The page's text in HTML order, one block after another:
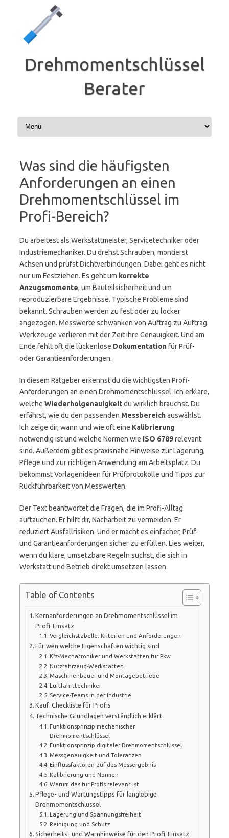
Drehmomentschlüssel
Berater
Was sind die häufigsten
Anforderungen an einen
Drehmomentschlüssel im
Profi-Bereich?
Du arbeitest als Werkstattmeister, Servicetechniker oder
Industriemechaniker. Du drehst Schrauben, montierst
Achsen und prüfst Dichtverbindungen. Dabei geht es nicht
nur um Festziehen. Es geht um korrekte
Anzugsmomente, um Bauteilsicherheit und um
reproduzierbare Ergebnisse. Typische Probleme sind
bekannt. Schrauben werden zu fest oder zu locker
angezogen. Messwerte schwanken von Auftrag zu Auftrag.
Werkzeuge verlieren mit der Zeit ihre Genauigkeit. Und am
Ende fehlt oft die lückenlose Dokumentationfür Prüf-
oder Garantieanforderungen.
In diesem Ratgeber erkennst du die wichtigsten Profi-
Anforderungen an einen Drehmomentschlüssel. Ich erkläre,
welche Wiederholgenauigkeitdu wirklich brauchst. Du
erfährst, wie du den passenden Messbereichauswählst.
Ich zeige dir, wann und wie oft eine Kalibrierung
notwendig ist und welche Normen wie ISO 6789relevant
sind. Außerdem gibt es praxisnahe Hinweise zur Lagerung,
Pflege und zur richtigen Anwendung am Arbeitsplatz. Du
bekommst Vorlagenideen für Prüfprotokolle und Tipps zur
Rückführbarkeit von Messwerten.
Der Text beantwortet die Fragen, die im Profi-Alltag
auftauchen. Er hilft dir, Nacharbeit zu vermeiden. Er
reduziert Ausfallrisiken. Und er macht es einfacher, Prüf-
und Garantieanforderungen sicher zu erfüllen. Lies weiter,
wenn du klare, umsetzbare Regeln suchst, die sich in
Werkstatt und Betrieb direkt umsetzen lassen.
Table of Contents
Kernanforderungen an Drehmomentschlüssel im
Profi-Einsatz
Vergleichstabelle: Kriterien und Anforderungen
Für wen welche Eigenschaften wichtig sind
Kfz-Mechatroniker und Werkstätten für Pkw
Nutzfahrzeug-Werkstätten
Maschinenbauer und Montagebetriebe
Luftfahrttechniker
Service-Teams in der Industrie
Kauf-Checkliste für Profis
Technische Grundlagen verständlich erklärt
Funktionsprinzip mechanischer
Drehmomentschlüssel
Funktionsprinzip digitaler Drehmomentschlüssel
Messgenauigkeit und Toleranzen
Einflussfaktoren auf das Messergebnis
Kalibrierung und Normen
Warum das für Profis relevant ist
Pflege- und Wartungstipps für langlebige
Drehmomentschlüssel
Lagerung und Spannungsfreiheit
Reinigung und Schutz
Sicherheits- und Warnhinweise für den Profi-Einsatz